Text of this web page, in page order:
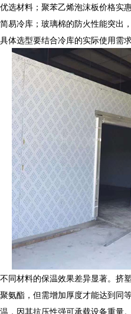
优选材料；聚苯乙烯泡沫板价格实
简易冷库；玻璃棉的防火性能突出
具体选型要结合冷库的实际使用需求
不同材料的保温效果差异显著。挤
聚氨酯，但需增加厚度才能达到同
温，因其抗压性强可承载设备重量